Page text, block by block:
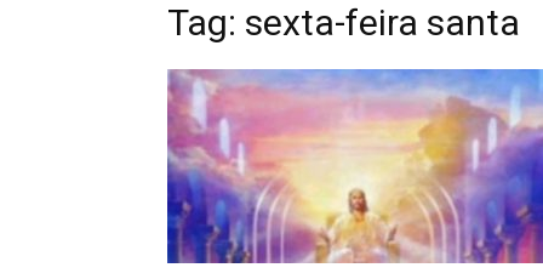
Tag: sexta-feira santa